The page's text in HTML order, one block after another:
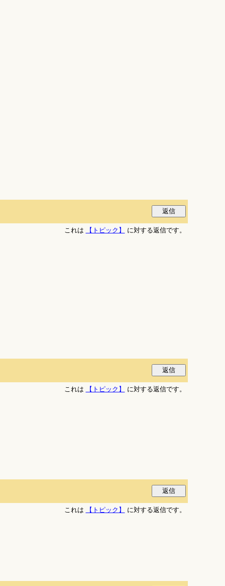
これは 【トピック】 に対する返信です。
これは 【トピック】 に対する返信です。
これは 【トピック】 に対する返信です。